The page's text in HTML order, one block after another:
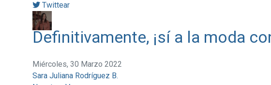
Twittear
Definitivamente, ¡sí a la moda
Miércoles, 30 Marzo 2022
Sara Juliana Rodríguez B.